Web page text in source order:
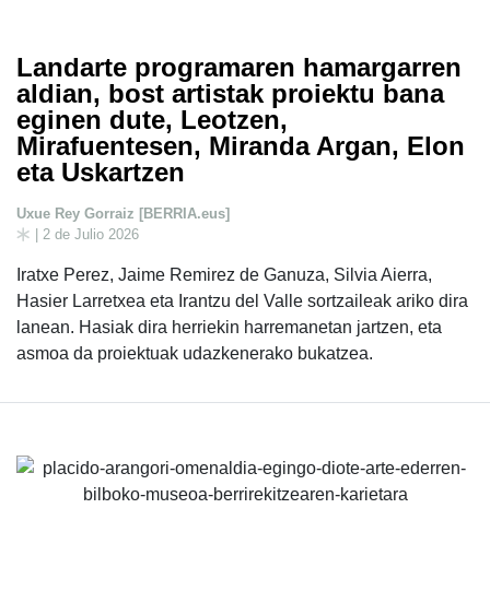
Landarte programaren hamargarren
aldian, bost artistak proiektu bana
eginen dute, Leotzen,
Mirafuentesen, Miranda Argan, Elon
eta Uskartzen
Uxue Rey Gorraiz [BERRIA.eus]
| 2 de Julio 2026
Iratxe Perez, Jaime Remirez de Ganuza, Silvia Aierra,
Hasier Larretxea eta Irantzu del Valle sortzaileak ariko dira
lanean. Hasiak dira herriekin harremanetan jartzen, eta
asmoa da proiektuak udazkenerako bukatzea.